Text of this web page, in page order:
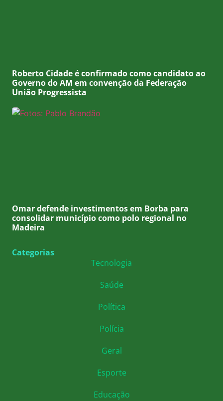
Roberto Cidade é confirmado como candidato ao
Governo do AM em convenção da Federação
União Progressista
Omar defende investimentos em Borba para
consolidar município como polo regional no
Madeira
Categorias
Tecnologia
Saúde
Política
Polícia
Geral
Esporte
Educação